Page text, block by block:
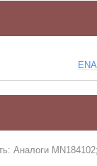
ENA
Аналоги MN184102;